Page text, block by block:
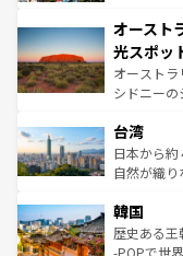
部のニュー
文化が魅力
しみながら
るだろう。
情報は
ワイ島は見
島だが、静
おすすめ。
文化や歴
人々、おい
ク、伝統
っている。
はコンテン
オースト
光スポッ
オーストラ
シドニー
リアリーフ
ク）、タ
ど、見ど
いる。アク
ビング、
い。オース
台湾
日本から
自然が織
ン）、静ひ
と山間の
驚きをもた
韓国
歴史ある
-POPで世